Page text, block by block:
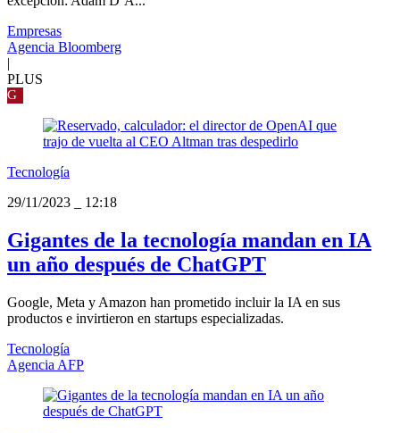
Empresas
Agencia Bloomberg
|
PLUS
G
Tecnología
29/11/2023
12:18
Gigantes de la tecnología mandan en IA
un año después de ChatGPT
Google, Meta y Amazon han prometido incluir la IA en sus
productos e invirtieron en startups especializadas.
Tecnología
Agencia AFP